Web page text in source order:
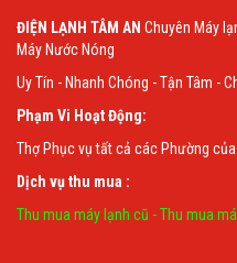
ĐIỆN LẠNH TÂM AN Chuyên Máy
Máy Nước Nóng
Uy Tín - Nhanh Chóng - Tận Tâm -
Phạm Vi Hoạt Động:
Thợ Phục vụ tất cả các Phường của
Dịch vụ thu mua :
Thu mua máy lạnh cũ -Thu mua